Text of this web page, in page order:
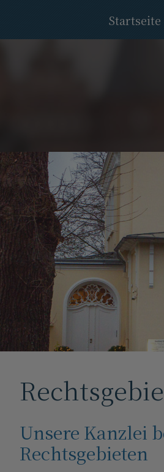
Startseite
Unsere Kanzlei
Rechtsgebieten